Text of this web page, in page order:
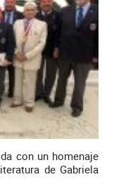
con un homenaje
de Gabriela